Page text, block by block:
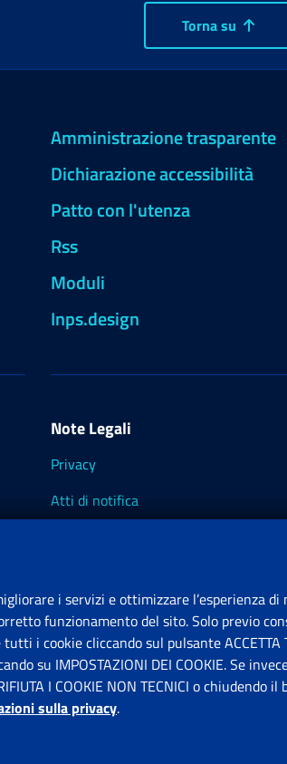
Torna su
Amministrazione trasparente
Dichiarazione accessibilità
Patto con l'utenza
Rss
Moduli
Inps.design
Note Legali
Privacy
Atti di notifica
i servizi e ottimizzare l’esperienza
funzionamento del sito. Solo previo
i cookie cliccando sul pulsante
su IMPOSTAZIONI DEI COOKIE. Se
I COOKIE NON TECNICI o
sulla privacy.